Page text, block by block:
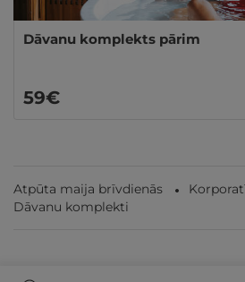
Dāvanu komplekts pārim
59€
Atpūta maija brīvdienās
Dāvanu komplekti